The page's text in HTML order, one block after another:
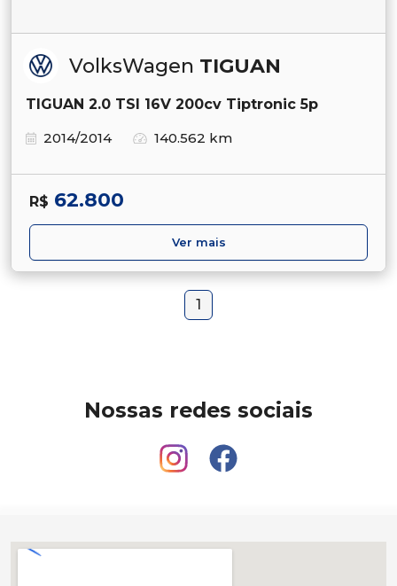
VolksWagen TIGUAN
TIGUAN 2.0 TSI 16V 200cv Tiptronic 5p
2014/2014
140.562 km
R$ 62.800
Ver mais
1
Nossas redes sociais